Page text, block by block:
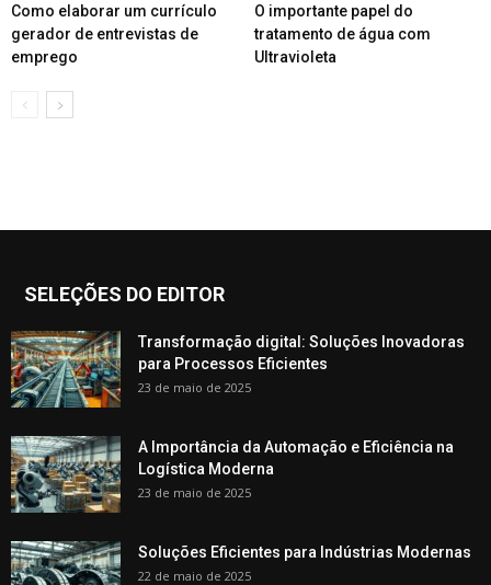
Como elaborar um currículo
gerador de entrevistas de
emprego
O importante papel do
tratamento de água com
Ultravioleta
SELEÇÕES DO EDITOR
Transformação digital: Soluções Inovadoras
para Processos Eficientes
23 de maio de 2025
A Importância da Automação e Eficiência na
Logística Moderna
23 de maio de 2025
Soluções Eficientes para Indústrias Modernas
22 de maio de 2025